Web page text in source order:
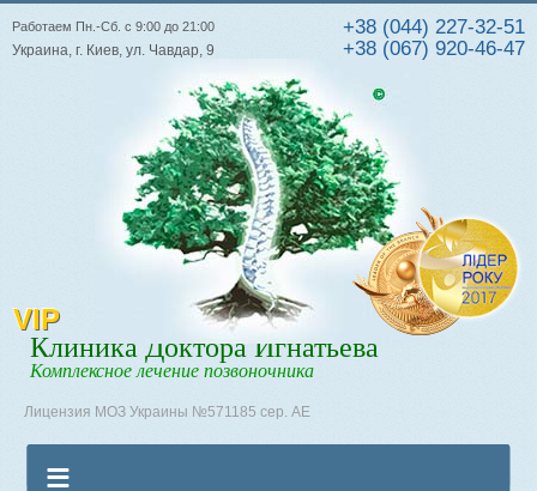
+38 (044) 227-32-51
+38 (067) 920-46-47
Работаем Пн.-Сб. с 9:00 до 21:00
Украина, г. Киев, ул. Чавдар, 9
VIP
Клиника Доктора Игнатьева
Комплексное лечение позвоночника
Лицензия МОЗ Украины №571185 сер. АЕ